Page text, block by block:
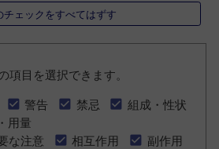
チェックをすべてはずす
項目を選択できます。
警告 禁忌
組成・性状
用量
な注意 相互作用
副作用